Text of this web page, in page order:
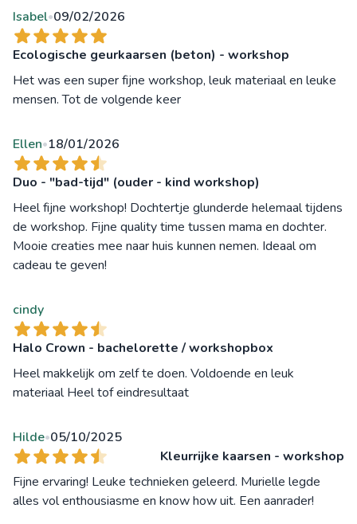
Isabel•09/02/2026
Ecologische geurkaarsen (beton) - workshop
Het was een super fijne workshop, leuk materiaal en leuke
mensen. Tot de volgende keer
Ellen•18/01/2026
Duo - "bad-tijd" (ouder - kind workshop)
Heel fijne workshop! Dochtertje glunderde helemaal tijdens
de workshop. Fijne quality time tussen mama en dochter.
Mooie creaties mee naar huis kunnen nemen. Ideaal om
cadeau te geven!
cindy
Halo Crown - bachelorette / workshopbox
Heel makkelijk om zelf te doen. Voldoende en leuk
materiaal Heel tof eindresultaat
Hilde•05/10/2025
Kleurrijke kaarsen - workshop
Fijne ervaring! Leuke technieken geleerd. Murielle legde
alles vol enthousiasme en know how uit. Een aanrader!